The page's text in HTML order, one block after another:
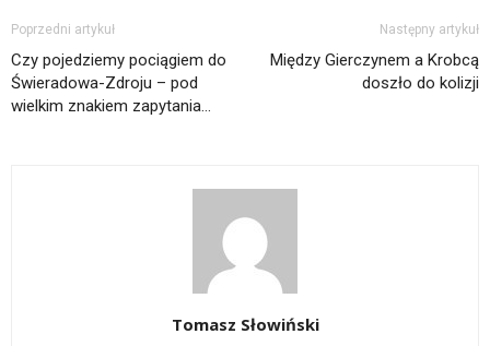
Poprzedni artykuł
Czy pojedziemy pociągiem do
Świeradowa-Zdroju – pod
wielkim znakiem zapytania…
Następny artykuł
Między Gierczynem a Krobcą
doszło do kolizji
Tomasz Słowiński